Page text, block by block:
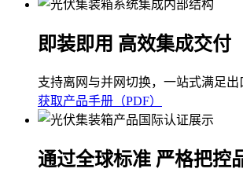
即装即用 高效集成交付
支持离网与并网切换，一站式满足
获取产品手册（PDF）
通过全球标准 严格把控